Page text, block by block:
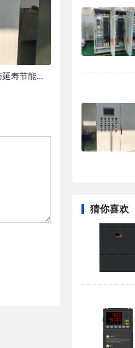
湿电高压电源日常运维保养规范与延寿节能技巧
猜你喜欢